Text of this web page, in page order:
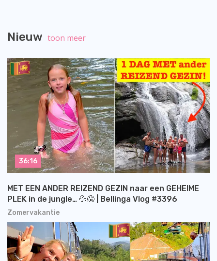
Nieuw toon meer
Zomervakantie
MET EEN ANDER REIZEND GEZIN naar een GEHEIME
PLEK in de jungle… 💦😱 | Bellinga Vlog #3396
36:16